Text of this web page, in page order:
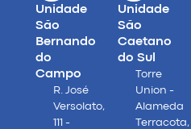
Unidade
São
Bernando
do
Campo
R. José
Versolato,
111 -
Unidade
São
Caetano
do Sul
Torre
Union -
Alameda
Terracota,